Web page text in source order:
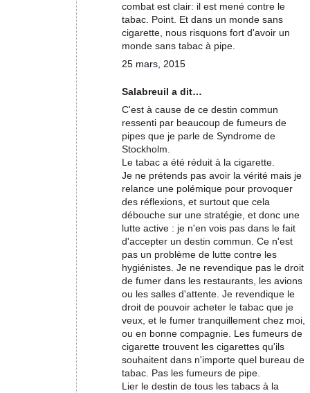
combat est clair: il est mené contre le
tabac. Point. Et dans un monde sans
cigarette, nous risquons fort d'avoir un
monde sans tabac à pipe.
25 mars, 2015
Salabreuil a dit…
C'est à cause de ce destin commun
ressenti par beaucoup de fumeurs de
pipes que je parle de Syndrome de
Stockholm.
Le tabac a été réduit à la cigarette.
Je ne prétends pas avoir la vérité mais je
relance une polémique pour provoquer
des réflexions, et surtout que cela
débouche sur une stratégie, et donc une
lutte active : je n'en vois pas dans le fait
d'accepter un destin commun. Ce n'est
pas un problème de lutte contre les
hygiénistes. Je ne revendique pas le droit
de fumer dans les restaurants, les avions
ou les salles d'attente. Je revendique le
droit de pouvoir acheter le tabac que je
veux, et le fumer tranquillement chez moi,
ou en bonne compagnie. Les fumeurs de
cigarette trouvent les cigarettes qu'ils
souhaitent dans n'importe quel bureau de
tabac. Pas les fumeurs de pipe.
Lier le destin de tous les tabacs à la